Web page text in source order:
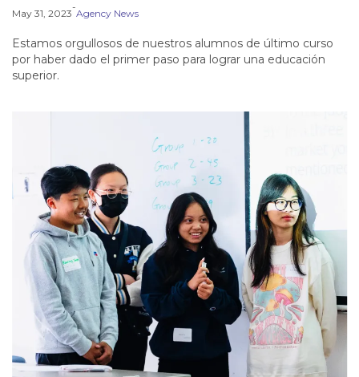
May 31, 2023-Agency News
Estamos orgullosos de nuestros alumnos de último curso
por haber dado el primer paso para lograr una educación
superior.